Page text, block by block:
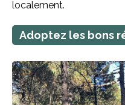
localement.
Adoptez les bons